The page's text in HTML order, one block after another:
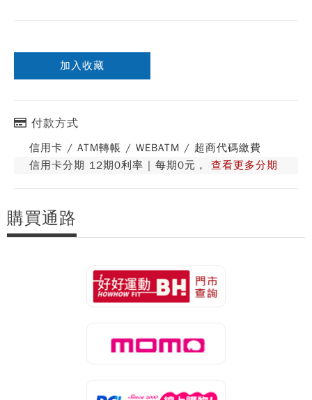
加入收藏
付款方式
信用卡 / ATM轉帳 / WEBATM / 超商代碼繳費
信用卡分期 12期0利率 | 每期0元， 查看更多分期
購買通路